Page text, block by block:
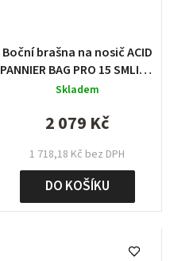
Boční brašna na nosič ACID
PANNIER BAG PRO 15 SMLINK
dark blue´n´black
Skladem
1 718,18 Kč bez DPH
2 079 Kč
DO KOŠÍKU